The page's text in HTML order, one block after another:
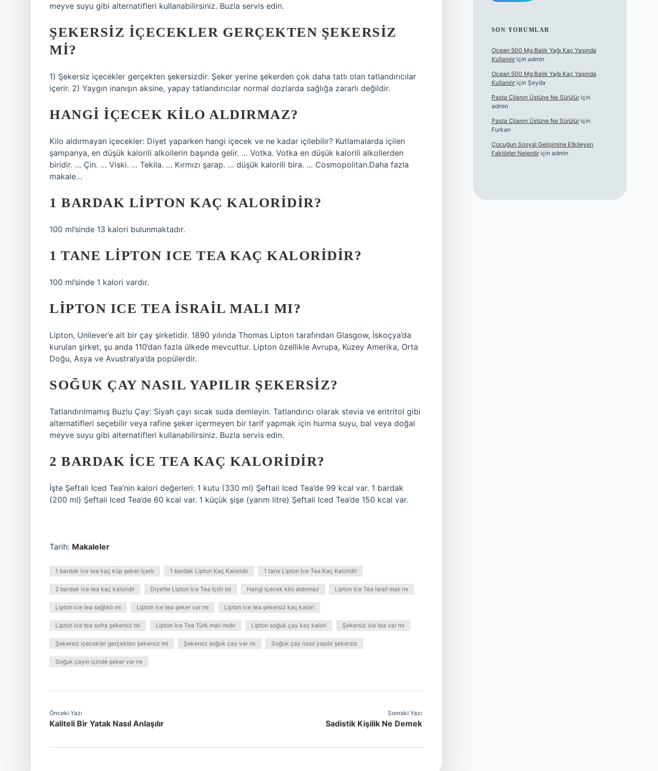
meyve suyu gibi alternatifleri kullanabilirsiniz. Buzla servis edin.
ŞEKERSIZ IÇECEKLER GERÇEKTEN ŞEKERSIZ
MI?
1) Şekersiz içecekler gerçekten şekersizdir. Şeker yerine şekerden çok daha tatlı olan tatlandırıcılar
içerir. 2) Yaygın inanışın aksine, yapay tatlandırıcılar normal dozlarda sağlığa zararlı değildir.
HANGI IÇECEK KILO ALDIRMAZ?
Kilo aldırmayan içecekler: Diyet yaparken hangi içecek ve ne kadar içilebilir? Kutlamalarda içilen
şampanya, en düşük kalorili alkollerin başında gelir. … Votka. Votka en düşük kalorili alkollerden
biridir. … Çin. … Viski. … Tekila. … Kırmızı şarap. … düşük kalorili bira. … Cosmopolitan.Daha fazla
makale…
1 BARDAK LIPTON KAÇ KALORIDIR?
100 ml’sinde 13 kalori bulunmaktadır.
1 TANE LIPTON ICE TEA KAÇ KALORIDIR?
100 ml’sinde 1 kalori vardır.
LIPTON ICE TEA İSRAIL MALI MI?
Lipton, Unilever’e ait bir çay şirketidir. 1890 yılında Thomas Lipton tarafından Glasgow, İskoçya’da
kurulan şirket, şu anda 110’dan fazla ülkede mevcuttur. Lipton özellikle Avrupa, Kuzey Amerika, Orta
Doğu, Asya ve Avustralya’da popülerdir.
SOĞUK ÇAY NASIL YAPILIR ŞEKERSIZ?
Tatlandırılmamış Buzlu Çay: Siyah çayı sıcak suda demleyin. Tatlandırıcı olarak stevia ve eritritol gibi
alternatifleri seçebilir veya rafine şeker içermeyen bir tarif yapmak için hurma suyu, bal veya doğal
meyve suyu gibi alternatifleri kullanabilirsiniz. Buzla servis edin.
2 BARDAK ICE TEA KAÇ KALORIDIR?
İşte Şeftali Iced Tea’nin kalori değerleri: 1 kutu (330 ml) Şeftali Iced Tea’de 99 kcal var. 1 bardak
(200 ml) Şeftali Iced Tea’de 60 kcal var. 1 küçük şişe (yarım litre) Şeftali Iced Tea’de 150 kcal var.
Tarih: Makaleler
1 bardak ice tea kaç küp şeker içerir 1 bardak Lipton Kaç Kaloridir 1 tane Lipton Ice Tea Kaç Kaloridir
2 bardak ice tea kaç kaloridir Diyette Lipton Ice Tea İçilir mi Hangi içecek kilo aldırmaz Lipton Ice Tea İsrail malı mı
Lipton ice tea sağlıklı mı Lipton ice tea şeker var mı Lipton ice tea şekersiz kaç kalori
Lipton ice tea sofra şekersiz mi Lipton Ice Tea Türk malı mıdır Lipton soğuk çay kaç kalori Şekersiz ice tea var mı
Şekersiz içecekler gerçekten şekersiz mi Şekersiz soğuk çay var mı Soğuk çay nasıl yapılır şekersiz
Soğuk çayın içinde şeker var mı
Önceki Yazı
Kaliteli Bir Yatak Nasıl Anlaşılır
Sonraki Yazı
Sadistik Kişilik Ne Demek
SON YORUMLAR
Ocean 500 Mg Balık Yağı Kaç Yaşında
Kullanılıriçin admin
Ocean 500 Mg Balık Yağı Kaç Yaşında
Kullanılıriçin Şeyda
Pasta Cilanın Üstüne Ne Sürülüriçin
admin
Pasta Cilanın Üstüne Ne Sürülüriçin
Furkan
Çocuğun Sosyal Gelişimine Etkileyen
Faktörler Nelerdiriçin admin